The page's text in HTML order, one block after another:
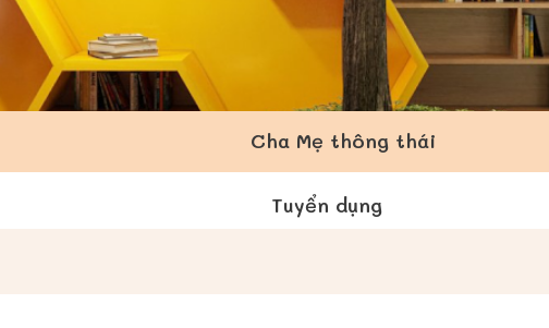
Cha Mẹ thông thái
Tuyển dụng